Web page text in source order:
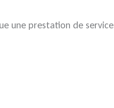
une prestation de